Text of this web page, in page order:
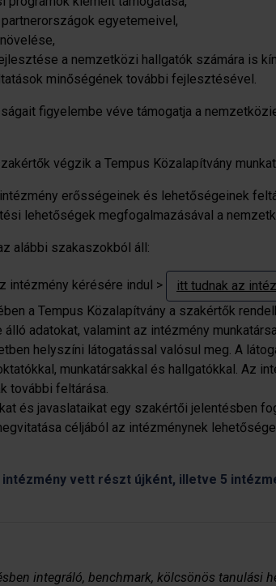
egyetemeivel,
a nemzetközi hallgatók számára is
minőségének további fejlesztésével.
figyelembe véve támogatja a
végzik a Tempus Közalapítvány
erősségeinek és lehetőségeinek
lehetőségek megfogalmazásával a
alábbi szakaszokból áll:
intézmény kérésére indul >
itt tudnak az
a Tempus Közalapítvány a szakértők
adatokat, valamint az intézmény
helyszíni látogatással valósul meg. A
munkatársakkal és hallgatókkal. Az
további feltárása.
és javaslataikat egy szakértői jelentésben
céljából az intézménynek
intézmény vett részt újként, illetve 5
integráló, benchmark, kölcsönös tanulási